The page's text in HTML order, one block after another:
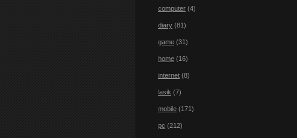
computer (4)
diary (81)
game (31)
home (16)
internet (8)
lasik (7)
mobile (171)
pc (212)